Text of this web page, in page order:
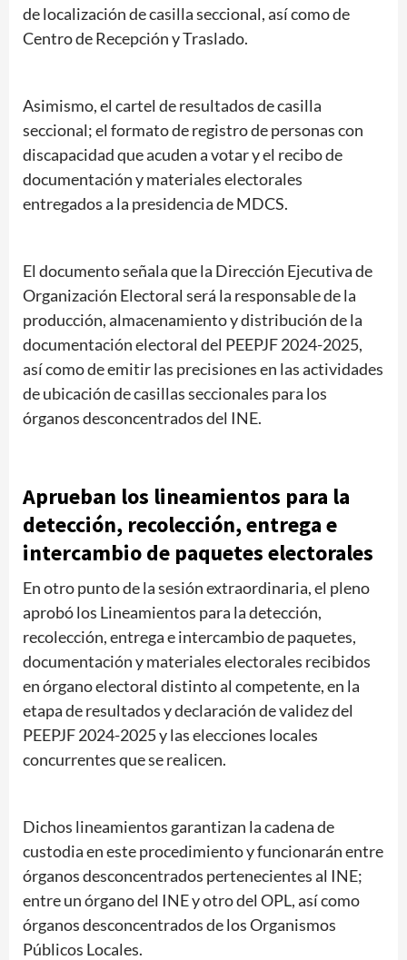
de localización de casilla seccional, así como de
Centro de Recepción y Traslado.
Asimismo, el cartel de resultados de casilla
seccional; el formato de registro de personas con
discapacidad que acuden a votar y el recibo de
documentación y materiales electorales
entregados a la presidencia de MDCS.
El documento señala que la Dirección Ejecutiva de
Organización Electoral será la responsable de la
producción, almacenamiento y distribución de la
documentación electoral del PEEPJF 2024-2025,
así como de emitir las precisiones en las actividades
de ubicación de casillas seccionales para los
órganos desconcentrados del INE.
Aprueban los lineamientos para la
detección, recolección, entrega e
intercambio de paquetes electorales
En otro punto de la sesión extraordinaria, el pleno
aprobó los Lineamientos para la detección,
recolección, entrega e intercambio de paquetes,
documentación y materiales electorales recibidos
en órgano electoral distinto al competente, en la
etapa de resultados y declaración de validez del
PEEPJF 2024-2025 y las elecciones locales
concurrentes que se realicen.
Dichos lineamientos garantizan la cadena de
custodia en este procedimiento y funcionarán entre
órganos desconcentrados pertenecientes al INE;
entre un órgano del INE y otro del OPL, así como
órganos desconcentrados de los Organismos
Públicos Locales.